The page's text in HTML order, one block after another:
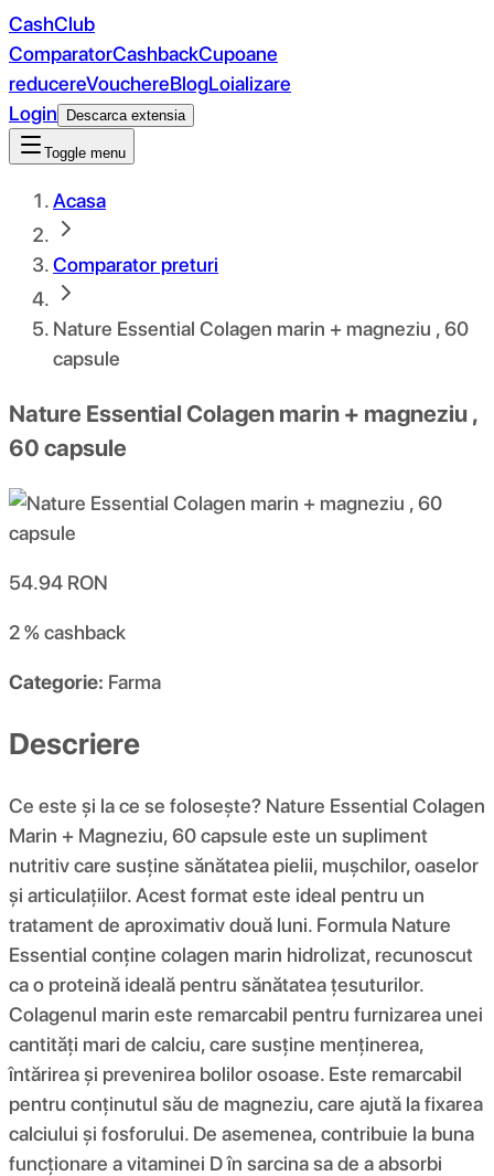
CashClub
ComparatorCashbackCupoane
reducereVouchereBlogLoializare
Login
Descarca extensia
Toggle menu
Acasa
Comparator preturi
Nature Essential Colagen marin + magneziu , 60
capsule
Nature Essential Colagen marin + magneziu ,
60 capsule
54.94 RON
2 %cashback
Categorie: Farma
Descriere
Ce este și la ce se folosește? Nature Essential Colagen
Marin + Magneziu, 60 capsule este un supliment
nutritiv care susține sănătatea pielii, mușchilor, oaselor
și articulațiilor. Acest format este ideal pentru un
tratament de aproximativ două luni. Formula Nature
Essential conține colagen marin hidrolizat, recunoscut
ca o proteină ideală pentru sănătatea țesuturilor.
Colagenul marin este remarcabil pentru furnizarea unei
cantități mari de calciu, care susține menținerea,
întărirea și prevenirea bolilor osoase. Este remarcabil
pentru conținutul său de magneziu, care ajută la fixarea
calciului și fosforului. De asemenea, contribuie la buna
funcționare a vitaminei D în sarcina sa de a absorbi